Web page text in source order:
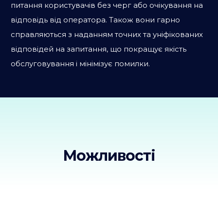
питання користувачів без черг або очікування на
відповідь від оператора. Також вони гарно
справляються з наданням точних та уніфікованих
відповідей на запитання, що покращує якість
обслуговування і мінімізує помилки.
Можливості